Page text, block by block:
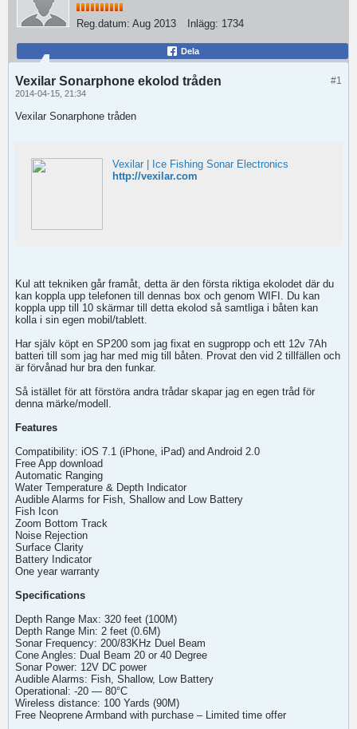
Reg.datum: Aug 2013 Inlägg: 1734
Dela
#1
Vexilar Sonarphone ekolod tråden
2014-04-15, 21:34
Vexilar Sonarphone tråden
Vexilar | Ice Fishing Sonar Electronics
http://vexilar.com
Kul att tekniken går framåt, detta är den första riktiga ekolodet där du
kan koppla upp telefonen till dennas box och genom WIFI. Du kan
koppla upp till 10 skärmar till detta ekolod så samtliga i båten kan
kolla i sin egen mobil/tablett.
Har själv köpt en SP200 som jag fixat en sugpropp och ett 12v 7Ah
batteri till som jag har med mig till båten. Provat den vid 2 tillfällen och
är förvånad hur bra den funkar.
Så istället för att förstöra andra trådar skapar jag en egen tråd för
denna märke/modell.
Features
Compatibility: iOS 7.1 (iPhone, iPad) and Android 2.0
Free App download
Automatic Ranging
Water Temperature & Depth Indicator
Audible Alarms for Fish, Shallow and Low Battery
Fish Icon
Zoom Bottom Track
Noise Rejection
Surface Clarity
Battery Indicator
One year warranty
Specifications
Depth Range Max: 320 feet (100M)
Depth Range Min: 2 feet (0.6M)
Sonar Frequency: 200/83KHz Duel Beam
Cone Angles: Dual Beam 20 or 40 Degree
Sonar Power: 12V DC power
Audible Alarms: Fish, Shallow, Low Battery
Operational: -20 — 80°C
Wireless distance: 100 Yards (90M)
Free Neoprene Armband with purchase – Limited time offer